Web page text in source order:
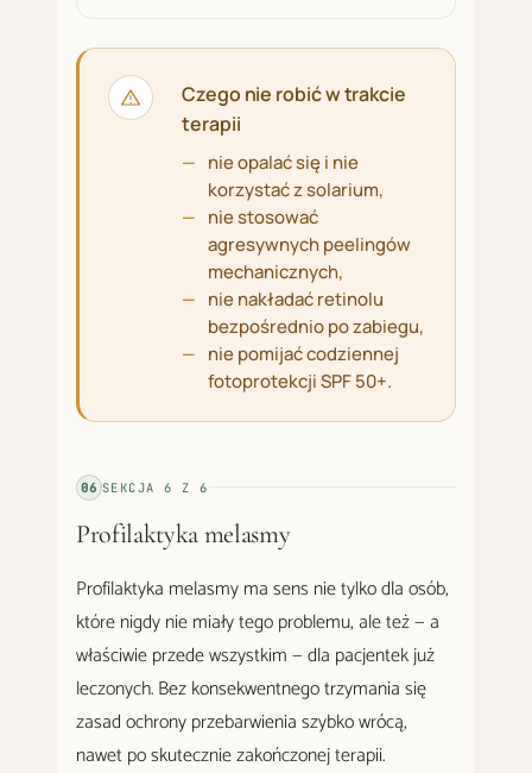
Czego nie robić w trakcie
terapii
nie opalać się i nie
korzystać z solarium,
nie stosować
agresywnych peelingów
mechanicznych,
nie nakładać retinolu
bezpośrednio po zabiegu,
nie pomijać codziennej
fotoprotekcji SPF 50+.
06 SEKCJA6 Z6
Profilaktyka melasmy
Profilaktyka melasmy ma sens nie tylko dla osób,
które nigdy nie miały tego problemu, ale też — a
właściwie przede wszystkim — dla pacjentek już
leczonych. Bez konsekwentnego trzymania się
zasad ochrony przebarwienia szybko wrócą,
nawet po skutecznie zakończonej terapii.